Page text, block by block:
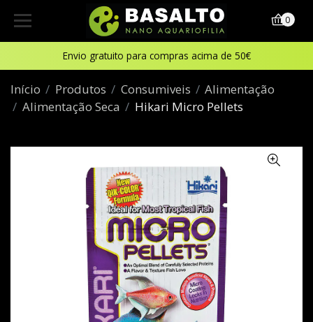
Envio gratuito para compras acima de 50€
0
Início Produtos Consumiveis
Alimentação
Alimentação Seca
Hikari Micro Pellets